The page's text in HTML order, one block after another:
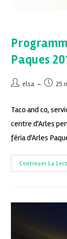
Paques
elsa 25
Taco and co,
centre d'Arles
féria d'Arles
Continuer La